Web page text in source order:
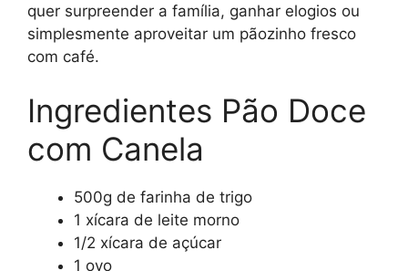
quer surpreender a família, ganhar elogios ou
simplesmente aproveitar um pãozinho fresco
com café.
Ingredientes Pão Doce
com Canela
500g de farinha de trigo
1 xícara de leite morno
1/2 xícara de açúcar
1 ovo